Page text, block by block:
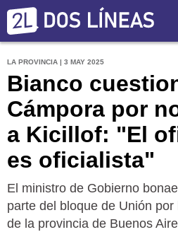
LA PROVINCIA | 3 MAY 2025
Bianco
Cámpora por
a Kicillof: "El
es oficialista"
El ministro de Gobierno
parte del bloque de Unión
de la provincia de Buenos